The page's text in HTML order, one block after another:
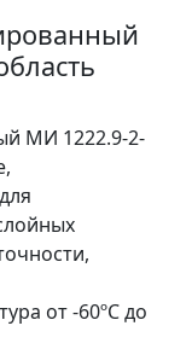
МИ 1222.9-2-
от -60ºС до